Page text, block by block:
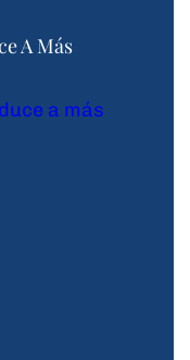
A Más